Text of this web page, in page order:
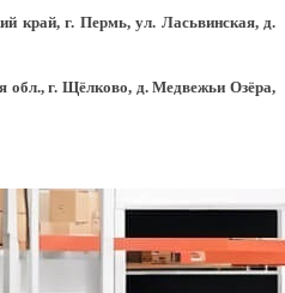
г. Пермь, ул. Ласьвинская, д.
г. Щёлково, д. Медвежьи Озёра,